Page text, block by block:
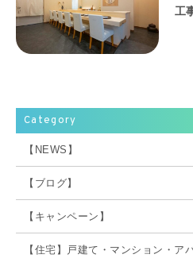
工
Category
【NEWS】
【ブログ】
【キャンペーン】
【住宅】戸建て・マンション・ア